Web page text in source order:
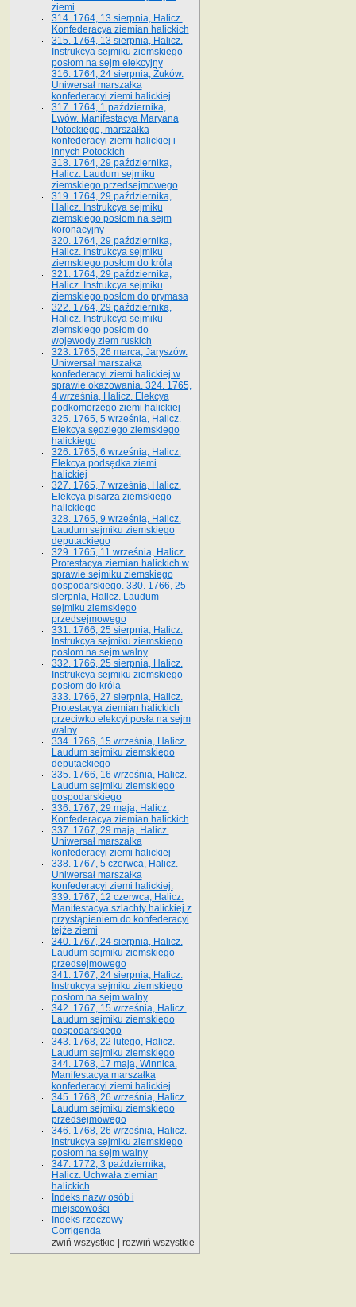
ziemi
314. 1764, 13 sierpnia, Halicz.
Konfederacya ziemian halickich
315. 1764, 13 sierpnia, Halicz.
Instrukcya sejmiku ziemskiego
posłom na sejm elekcyjny
316. 1764, 24 sierpnia, Żuków.
Uniwersał marszałka
konfederacyi ziemi halickiej
317. 1764, 1 października,
Lwów. Manifestacya Maryana
Potockiego, marszałka
konfederacyi ziemi halickiej i
innych Potockich
318. 1764, 29 października,
Halicz. Laudum sejmiku
ziemskiego przedsejmowego
319. 1764, 29 października,
Halicz. Instrukcya sejmiku
ziemskiego posłom na sejm
koronacyjny
320. 1764, 29 października,
Halicz. Instrukcya sejmiku
ziemskiego posłom do króla
321. 1764, 29 października,
Halicz. Instrukcya sejmiku
ziemskiego posłom do prymasa
322. 1764, 29 października,
Halicz. Instrukcya sejmiku
ziemskiego posłom do
wojewody ziem ruskich
323. 1765, 26 marca, Jaryszów.
Uniwersał marszałka
konfederacyi ziemi halickiej w
sprawie okazowania. 324. 1765,
4 września, Halicz. Elekcya
podkomorzego ziemi halickiej
325. 1765, 5 września, Halicz.
Elekcya sędziego ziemskiego
halickiego
326. 1765, 6 września, Halicz.
Elekcya podsędka ziemi
halickiej
327. 1765, 7 września, Halicz.
Elekcya pisarza ziemskiego
halickiego
328. 1765, 9 września, Halicz.
Laudum sejmiku ziemskiego
deputackiego
329. 1765, 11 września, Halicz.
Protestacya ziemian halickich w
sprawie sejmiku ziemskiego
gospodarskiego. 330. 1766, 25
sierpnia, Halicz. Laudum
sejmiku ziemskiego
przedsejmowego
331. 1766, 25 sierpnia, Halicz.
Instrukcya sejmiku ziemskiego
posłom na sejm walny
332. 1766, 25 sierpnia, Halicz.
Instrukcya sejmiku ziemskiego
posłom do króla
333. 1766, 27 sierpnia, Halicz.
Protestacya ziemian halickich
przeciwko elekcyi posła na sejm
walny
334. 1766, 15 września, Halicz.
Laudum sejmiku ziemskiego
deputackiego
335. 1766, 16 września, Halicz.
Laudum sejmiku ziemskiego
gospodarskiego
336. 1767, 29 maja, Halicz.
Konfederacya ziemian halickich
337. 1767, 29 maja, Halicz.
Uniwersał marszałka
konfederacyi ziemi halickiej
338. 1767, 5 czerwca, Halicz.
Uniwersał marszałka
konfederacyi ziemi halickiej.
339. 1767, 12 czerwca, Halicz.
Manifestacya szlachty halickiej z
przystąpieniem do konfederacyi
tejże ziemi
340. 1767, 24 sierpnia, Halicz.
Laudum sejmiku ziemskiego
przedsejmowego
341. 1767, 24 sierpnia, Halicz.
Instrukcya sejmiku ziemskiego
posłom na sejm walny
342. 1767, 15 września, Halicz.
Laudum sejmiku ziemskiego
gospodarskiego
343. 1768, 22 lutego, Halicz.
Laudum sejmiku ziemskiego
344. 1768, 17 maja, Winnica.
Manifestacya marszałka
konfederacyi ziemi halickiej
345. 1768, 26 września, Halicz.
Laudum sejmiku ziemskiego
przedsejmowego
346. 1768, 26 września, Halicz.
Instrukcya sejmiku ziemskiego
posłom na sejm walny
347. 1772, 3 października,
Halicz. Uchwała ziemian
halickich
Indeks nazw osób i
miejscowości
Indeks rzeczowy
Corrigenda
zwiń wszystkie
rozwiń wszystkie